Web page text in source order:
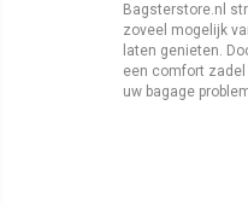
Bagsterstore.nl
zoveel mogelijk
laten genieten.
een comfort
uw bagage